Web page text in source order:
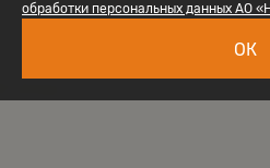
обработки персональных данных АО
ОК